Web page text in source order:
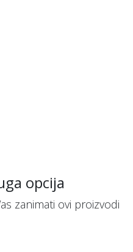
opcija
zanimati ovi proizvodi